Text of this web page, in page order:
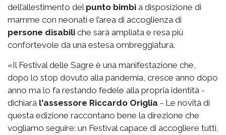
dell’allestimento del punto bimbi a disposizione di
mamme con neonati e l’area di accoglienza di
persone disabili che sarà ampliata e resa più
confortevole da una estesa ombreggiatura.
«Il Festival delle Sagre è una manifestazione che,
dopo lo stop dovuto alla pandemia, cresce anno dopo
anno ma lo fa restando fedele alla propria identità -
dichiara l'assessore Riccardo Origlia - Le novità di
questa edizione raccontano bene la direzione che
vogliamo seguire: un Festival capace di accogliere tutti,